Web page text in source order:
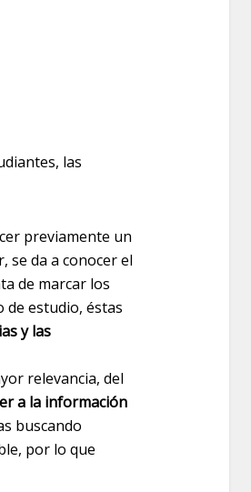
las
previamente un
se da a conocer el
de marcar los
de estudio, éstas
y las
relevancia, del
a la información
buscando
por lo que